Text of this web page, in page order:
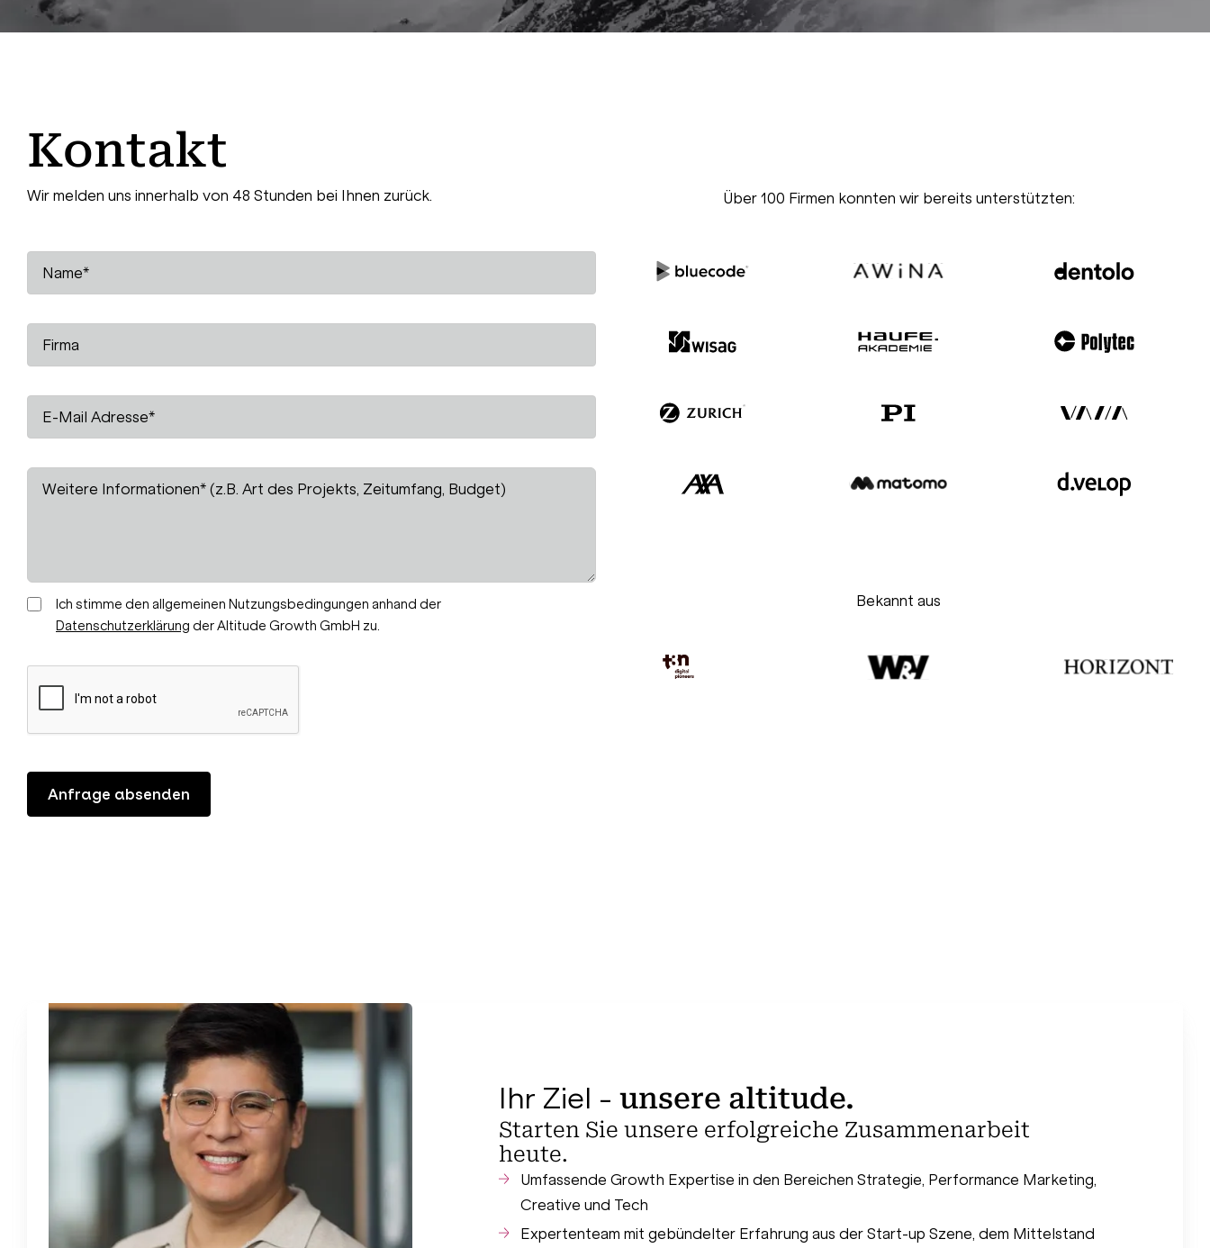
Kontakt
Wir melden uns innerhalb von 48 Stunden bei Ihnen zurück.
Ich stimme den allgemeinen Nutzungsbedingungen anhand der
Datenschutzerklärung der Altitude Growth GmbH zu.
Über 100 Firmen konnten wir bereits unterstützten:
Bekannt aus
Ihr Ziel - unsere altitude.
Starten Sie unsere erfolgreiche Zusammenarbeit
heute.
Umfassende Growth Expertise in den Bereichen Strategie, Performance Marketing,
Creative und Tech
Expertenteam mit gebündelter Erfahrung aus der Start-up Szene, dem Mittelstand